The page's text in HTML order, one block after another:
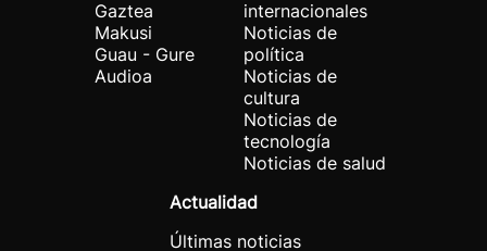
Gaztea
Makusi
Guau - Gure
Audioa
internacionales
Noticias de
política
Noticias de
cultura
Noticias de
tecnología
Noticias de salud
Actualidad
Últimas noticias